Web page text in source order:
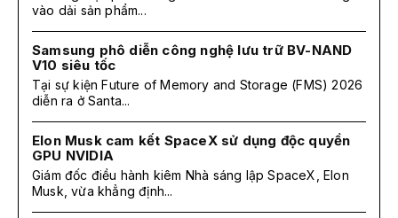
vào dải sản phẩm...
Samsung phô diễn công nghệ lưu trữ BV-NAND
V10 siêu tốc
Tại sự kiện Future of Memory and Storage (FMS) 2026
diễn ra ở Santa...
Elon Musk cam kết SpaceX sử dụng độc quyền
GPU NVIDIA
Giám đốc điều hành kiêm Nhà sáng lập SpaceX, Elon
Musk, vừa khẳng định...